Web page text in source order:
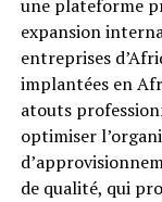
une plateforme
expansion
entreprises
implantées en
atouts
optimiser
de qualité, qui